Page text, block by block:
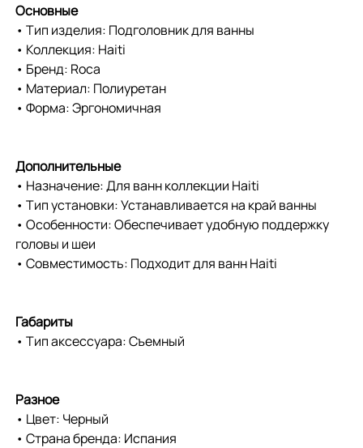
Основные
• Тип изделия: Подголовник для ванны
• Коллекция: Haiti
• Бренд: Roca
• Материал: Полиуретан
• Форма: Эргономичная
Дополнительные
• Назначение: Для ванн коллекции Haiti
• Тип установки: Устанавливается на край ванны
• Особенности: Обеспечивает удобную поддержку
головы и шеи
• Совместимость: Подходит для ванн Haiti
Габариты
• Тип аксессуара: Съемный
Разное
• Цвет: Черный
• Страна бренда: Испания